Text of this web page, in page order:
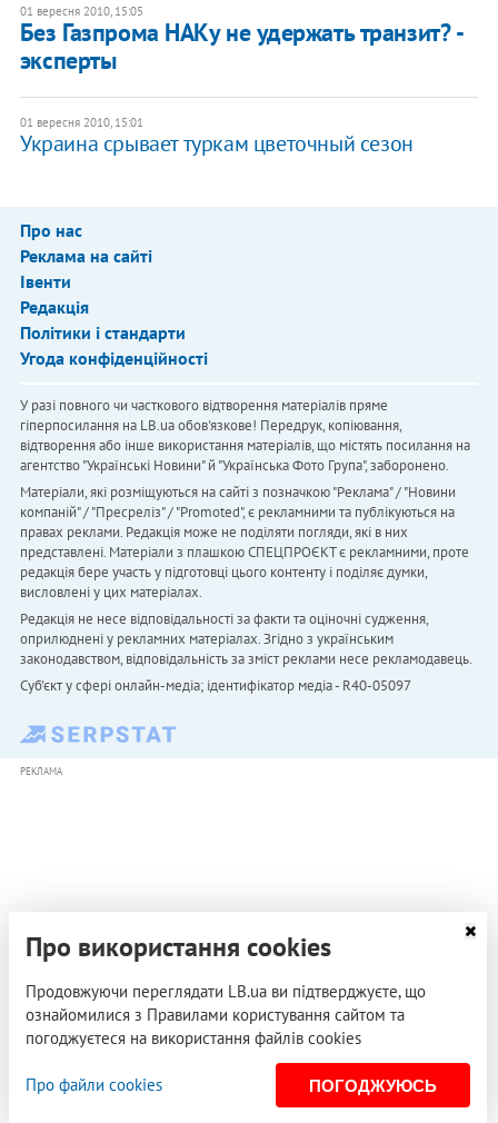
01 вересня 2010, 15:05
Без Газпрома НАКу не удержать транзит? -
эксперты
01 вересня 2010, 15:01
Украина срывает туркам цветочный сезон
Про нас
Реклама на сайті
Івенти
Редакція
Політики і стандарти
Угода конфіденційності
У разі повного чи часткового відтворення матеріалів пряме
гіперпосилання на LB.ua обов'язкове! Передрук, копіювання,
відтворення або інше використання матеріалів, що містять посилання на
агентство "Українськi Новини" й "Українська Фото Група", заборонено.
Матеріали, які розміщуються на сайті з позначкою "Реклама" / "Новини
компаній" / "Пресреліз" / "Promoted", є рекламними та публікуються на
правах реклами. Редакція може не поділяти погляди, які в них
представлені. Матеріали з плашкою СПЕЦПРОЄКТ є рекламними, проте
редакція бере участь у підготовці цього контенту і поділяє думки,
висловлені у цих матеріалах.
Редакція не несе відповідальності за факти та оціночні судження,
оприлюднені у рекламних матеріалах. Згідно з українським
законодавством, відповідальність за зміст реклами несе рекламодавець.
Cуб'єкт у сфері онлайн-медіа; ідентифікатор медіа - R40-05097
РЕКЛАМА
Про використання cookies
Продовжуючи переглядати LB.ua ви підтверджуєте, що
ознайомилися з Правилами користування сайтом та
погоджуєтеся на використання файлів cookies
Про файли cookies ПОГОДЖУЮСЬ